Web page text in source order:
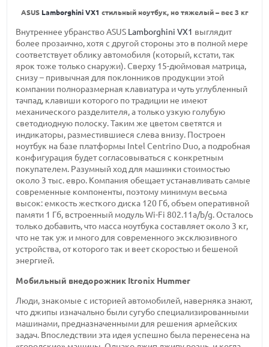
ASUS Lamborghini VX1 стильный ноутбук, но тяжелый – вес 3 кг
Внутреннее убранство ASUS Lamborghini VX1 выглядит
более прозаично, хотя с другой стороны это в полной мере
соответствует облику автомобиля (который, кстати, так
ярок тоже только снаружи). Сверху 15-дюймовая матрица,
снизу – привычная для поклонников продукции этой
компании полноразмерная клавиатура и чуть углубленный
тачпад, клавиши которого по традиции не имеют
механического разделителя, а только узкую голубую
светодиодную полоску. Таким же цветом светятся и
индикаторы, разместившиеся слева внизу. Построен
ноутбук на базе платформы Intel Centrino Duo, а подробная
конфигурация будет согласовываться с конкретным
покупателем. Разумный ход для машинки стоимостью
около 3 тыс.евро. Компания обещает устанавливать самые
современные компоненты, поэтому минимум весьма
высок: емкость жесткогодиска 120 Гб,объем оперативной
памяти 1 Гб, встроенный модульWi-Fi 802.11a/b/g. Осталось
только добавить, что масса ноутбука составляетоколо 3 кг,
что не так уж и много для современного эксклюзивного
устройства, от которого так и веет скоростью и бешеной
энергией.
Мобильный внедорожник Itronix Hummer
Люди, знакомые с историей автомобилей, наверняка знают,
что джипы изначально были сугубо специализированными
машинами, предназначенными для решения армейских
задач. Впоследствии эта идея успешно была перенесена на